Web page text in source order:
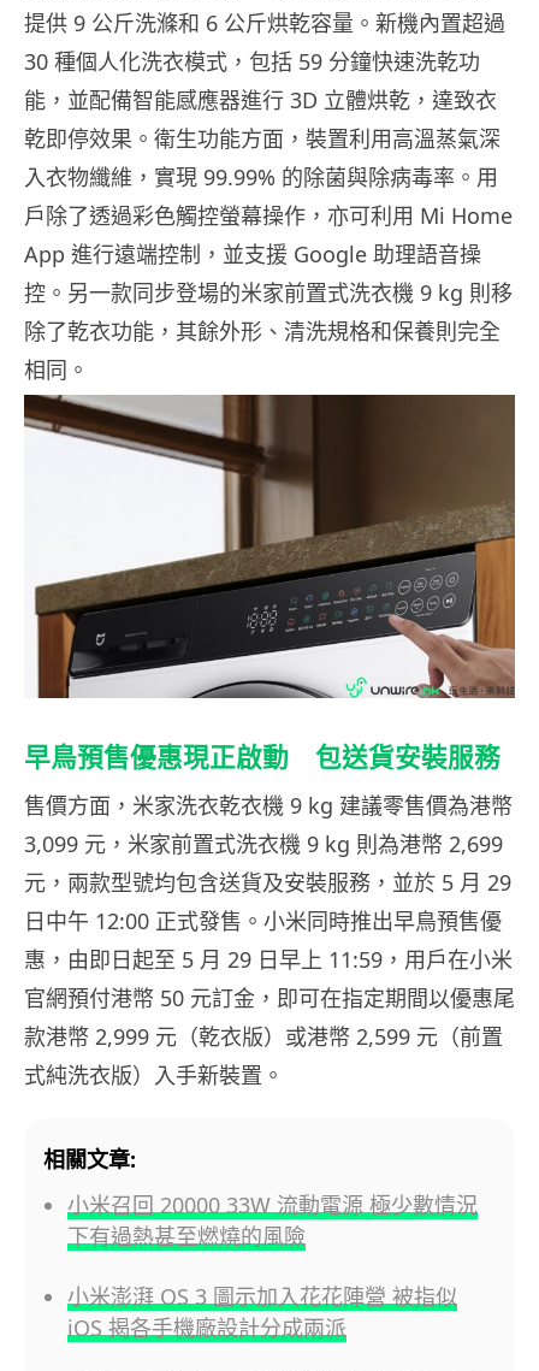
提供 9 公斤洗滌和 6 公斤烘乾容量。新機內置超過
30 種個人化洗衣模式，包括 59 分鐘快速洗乾功
能，並配備智能感應器進行 3D 立體烘乾，達致衣
乾即停效果。衛生功能方面，裝置利用高溫蒸氣深
入衣物纖維，實現 99.99% 的除菌與除病毒率。用
戶除了透過彩色觸控螢幕操作，亦可利用 Mi Home
App 進行遠端控制，並支援 Google 助理語音操
控。另一款同步登場的米家前置式洗衣機 9 kg 則移
除了乾衣功能，其餘外形、清洗規格和保養則完全
相同。
早鳥預售優惠現正啟動 包送貨安裝服務
售價方面，米家洗衣乾衣機 9 kg 建議零售價為港幣
3,099 元，米家前置式洗衣機 9 kg 則為港幣 2,699
元，兩款型號均包含送貨及安裝服務，並於 5 月 29
日中午 12:00 正式發售。小米同時推出早鳥預售優
惠，由即日起至 5 月 29 日早上 11:59，用戶在小米
官網預付港幣 50 元訂金，即可在指定期間以優惠尾
款港幣 2,999 元（乾衣版）或港幣 2,599 元（前置
式純洗衣版）入手新裝置。
相關文章:
小米召回 20000 33W 流動電源 極少數情況
下有過熱甚至燃燒的風險
小米澎湃 OS 3 圖示加入花花陣營 被指似
iOS 揭各手機廠設計分成兩派